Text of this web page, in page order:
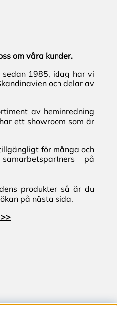
om våra kunder.
1985, idag har vi
och delar av
av heminredning
ett showroom som är
för många och
på
produkter så är du
på nästa sida.
>>